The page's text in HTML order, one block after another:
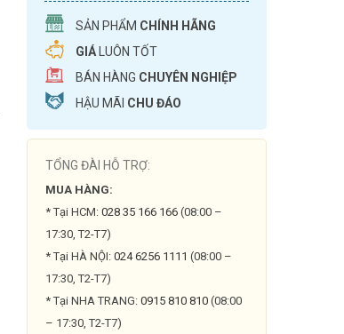
SẢN PHẨM CHÍNH HÃNG
GIÁ LUÔN TỐT
BÁN HÀNG CHUYÊN NGHIỆP
HẬU MÃI CHU ĐÁO
TỔNG ĐÀI HỖ TRỢ:
MUA HÀNG:
* Tại HCM: 028 35 166 166 (08:00 –
17:30, T2-T7)
* Tại HÀ NỘI: 024 6256 1111 (08:00 –
17:30, T2-T7)
* Tại NHA TRANG: 0915 810 810 (08:00
– 17:30, T2-T7)